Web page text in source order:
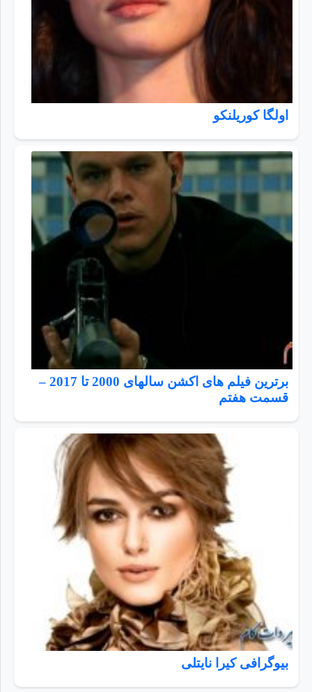
اولگا کوریلنکو
برترین فیلم های اکشن سالهای 2000 تا 2017 –
قسمت هفتم
بیوگرافی کیرا نایتلی